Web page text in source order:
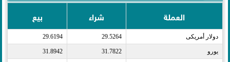
العملة شراء بيع
دولار أمريكى​ 29.5264
29.6194
يورو​ 31.7822
31.8942